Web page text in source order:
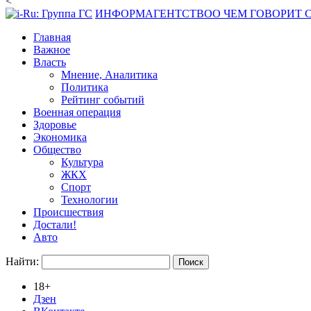
ИНФОРМАГЕНТСТВОО ЧЕМ ГОВОРИТ
Главная
Важное
Власть
Мнение, Аналитика
Политика
Рейтинг событий
Военная операция
Здоровье
Экономика
Общество
Культура
ЖКХ
Спорт
Технологии
Происшествия
Достали!
Авто
Найти:
18+
Дзен